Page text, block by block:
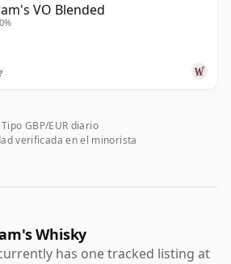
VO Blended
Tipo GBP/EUR diario
verificada en el minorista
Whisky
has one tracked listing at